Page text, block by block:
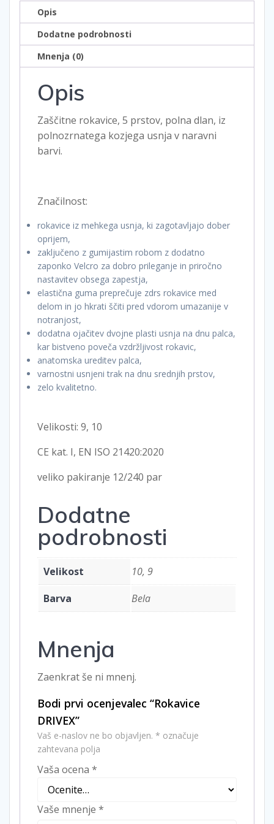
Opis
Dodatne podrobnosti
Mnenja (0)
Opis
Zaščitne rokavice, 5 prstov, polna dlan, iz
polnozrnatega kozjega usnja v naravni
barvi.
Značilnost:
rokavice iz mehkega usnja, ki zagotavljajo dober
oprijem,
zaključeno z gumijastim robom z dodatno
zaponko Velcro za dobro prileganje in priročno
nastavitev obsega zapestja,
elastična guma preprečuje zdrs rokavice med
delom in jo hkrati ščiti pred vdorom umazanije v
notranjost,
dodatna ojačitev dvojne plasti usnja na dnu palca,
kar bistveno poveča vzdržljivost rokavic,
anatomska ureditev palca,
varnostni usnjeni trak na dnu srednjih prstov,
zelo kvalitetno.
Velikosti: 9, 10
CE kat. I, EN ISO 21420:2020
veliko pakiranje 12/240 par
Dodatne
podrobnosti
Velikost
10, 9
Barva
Bela
Mnenja
Zaenkrat še ni mnenj.
Bodi prvi ocenjevalec “Rokavice
DRIVEX”
Vaš e-naslov ne bo objavljen. * označuje
zahtevana polja
Vaša ocena *
Vaše mnenje *